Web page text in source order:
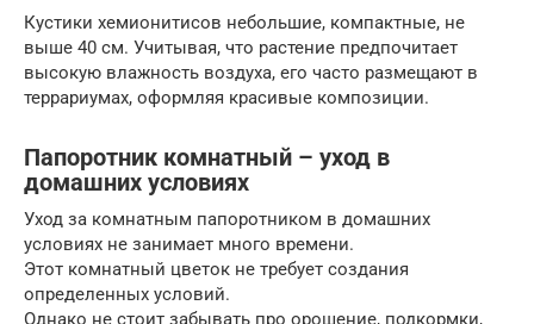
Кустики хемионитисов небольшие, компактные, не
выше 40 см. Учитывая, что растение предпочитает
высокую влажность воздуха, его часто размещают в
террариумах, оформляя красивые композиции.
Папоротник комнатный – уход в
домашних условиях
Уход за комнатным папоротником в домашних
условиях не занимает много времени.
Этот комнатный цветок не требует создания
определенных условий.
Однако не стоит забывать про орошение, подкормки,